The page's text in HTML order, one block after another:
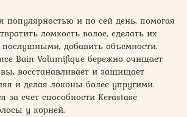
популярностью и по сей день, помогая
ломкость волос, сделать их
добавить объемности.
Bain Volumifique бережно очищает
восстанавливает и защищает
и делая локоны более упругими.
за счет способности Kerastase
у корней.